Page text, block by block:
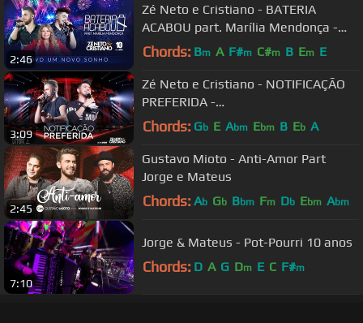
2:46
Zé Neto e Cristiano - BATERIA
ACABOU part. Marília Mendonça -
DVD Um Novo Sonho
Chords: Bm A F#m C#m B Em E
3:09
Zé Neto e Cristiano - NOTIFICAÇÃO
PREFERIDA -
#EsqueceOMundoLaFora
Chords: Gb E Abm Ebm B Eb A
2:45
Gustavo Mioto - Anti-Amor Part
Jorge e Mateus
Chords: Ab Gb Bbm Fm Db Ebm Abm
7:10
Jorge & Mateus - Pot-Pourri 10 anos
Chords: D A G Dm E C F#m